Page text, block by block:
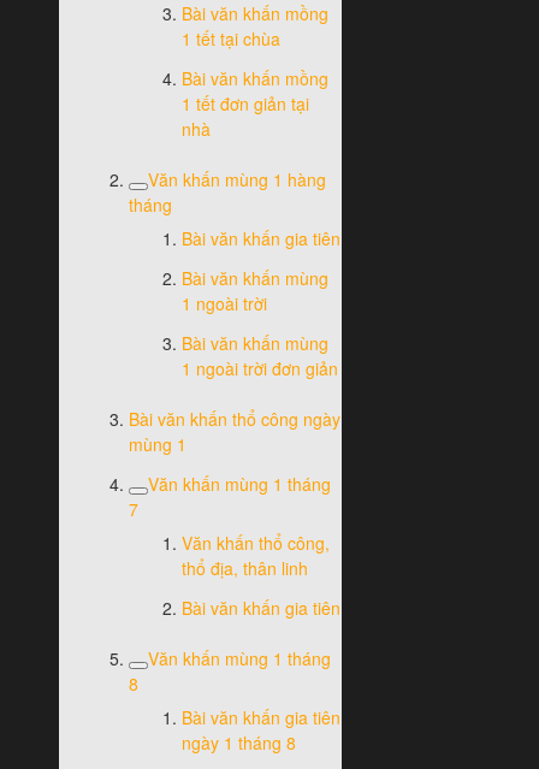
Bài văn khấn mồng
1 tết tại chùa
Bài văn khấn mồng
1 tết đơn giản tại
nhà
Văn khấn mùng 1 hàng
tháng
Bài văn khấn gia tiên
Bài văn khấn mùng
1 ngoài trời
Bài văn khấn mùng
1 ngoài trời đơn giản
Bài văn khấn thổ công ngày
mùng 1
Văn khấn mùng 1 tháng
7
Văn khấn thổ công,
thổ địa, thân linh
Bài văn khấn gia tiên
Văn khấn mùng 1 tháng
8
Bài văn khấn gia tiên
ngày 1 tháng 8